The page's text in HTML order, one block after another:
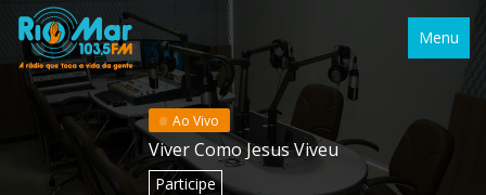
Menu
Ao Vivo
Viver Como Jesus Viveu
Participe